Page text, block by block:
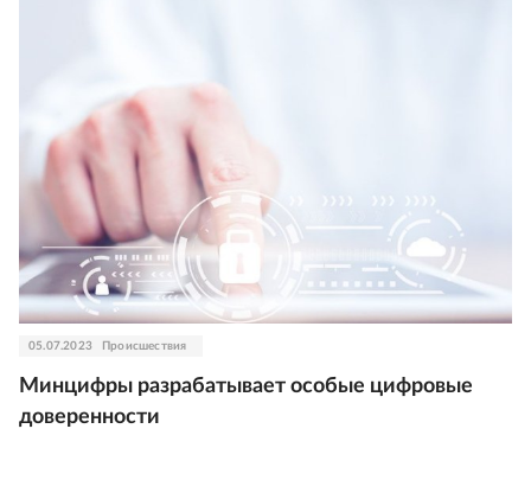
05.07.2023 Происшествия
Минцифры разрабатывает особые цифровые
доверенности